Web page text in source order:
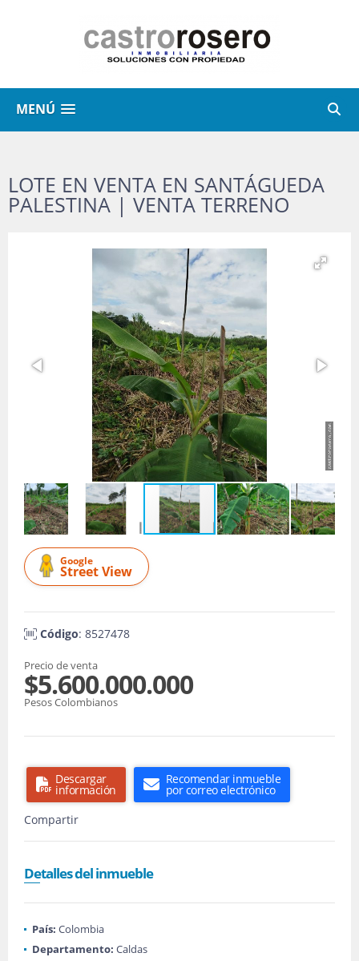
MENÚ
LOTE EN VENTA EN SANTÁGUEDA
PALESTINA | VENTA TERRENO
Google
Street View
Código: 8527478
Precio de venta
$5.600.000.000
Pesos Colombianos
Descargar
información
Recomendar inmueble
por correo electrónico
Compartir
Detalles del inmueble
País: Colombia
Departamento: Caldas